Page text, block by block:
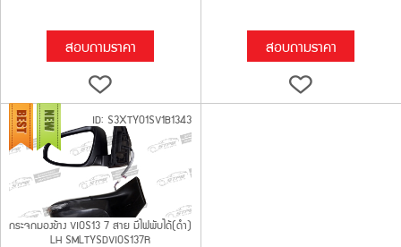
สอบถามราคา สอบถามราคา
ID: S3XTY01SV1B1343
กระจกมองข้าง VIOS13 7 สาย มีไฟพับได้(ดำ)
LH SMLTYSDVIOS137R